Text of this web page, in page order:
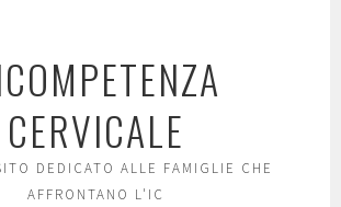
CERVICALE
DEDICATO ALLE FAMIGLIE CHE
AFFRONTANO L'IC